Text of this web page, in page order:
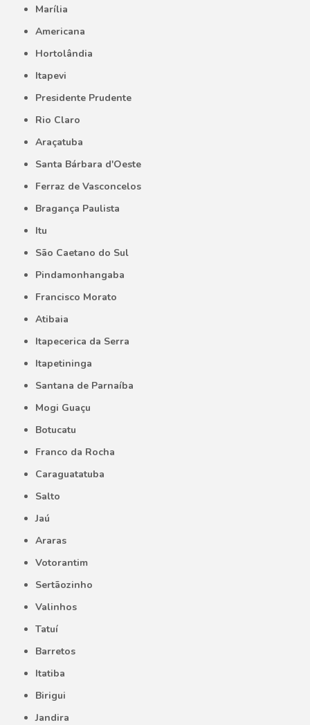
Marília
Americana
Hortolândia
Itapevi
Presidente Prudente
Rio Claro
Araçatuba
Santa Bárbara d'Oeste
Ferraz de Vasconcelos
Bragança Paulista
Itu
São Caetano do Sul
Pindamonhangaba
Francisco Morato
Atibaia
Itapecerica da Serra
Itapetininga
Santana de Parnaíba
Mogi Guaçu
Botucatu
Franco da Rocha
Caraguatatuba
Salto
Jaú
Araras
Votorantim
Sertãozinho
Valinhos
Tatuí
Barretos
Itatiba
Birigui
Jandira